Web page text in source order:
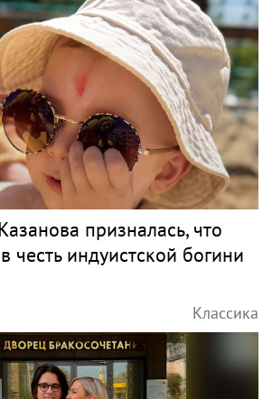
призналась, что
честь индуистской богини
Классика